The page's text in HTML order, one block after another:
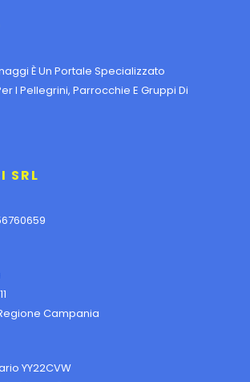
È Un Portale Specializzato
I Pellegrini, Parrocchie E Gruppi Di
SRL
Campania
YY22CVW